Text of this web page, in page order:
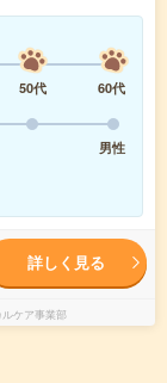
50代
60代
男性
詳しく見る
ケア事業部